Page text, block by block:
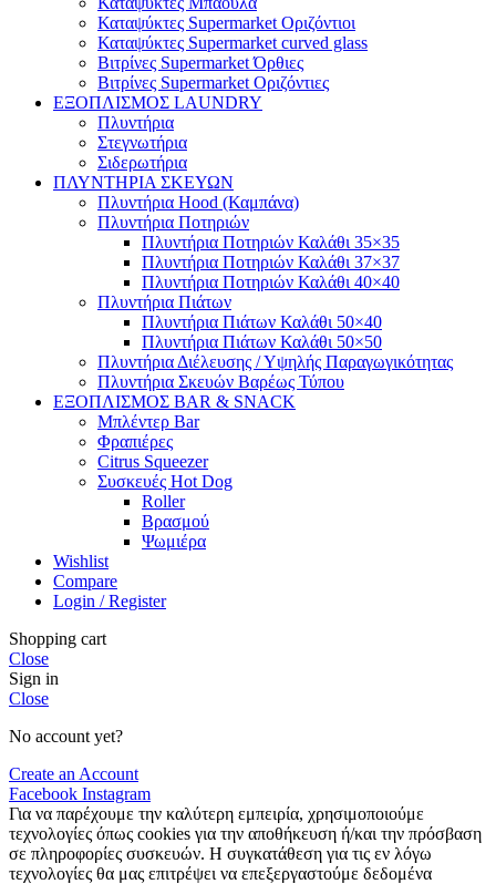
Καταψύκτες Supermarket Οριζόντιοι
Καταψύκτες Supermarket curved glass
Βιτρίνες Supermarket Όρθιες
Βιτρίνες Supermarket Οριζόντιες
ΕΞΟΠΛΙΣΜΟΣ LAUNDRY
Πλυντήρια
Στεγνωτήρια
Σιδερωτήρια
ΠΛΥΝΤΗΡΙΑ ΣΚΕΥΩΝ
Πλυντήρια Hood (Καμπάνα)
Πλυντήρια Ποτηριών
Πλυντήρια Ποτηριών Καλάθι 35×35
Πλυντήρια Ποτηριών Καλάθι 37×37
Πλυντήρια Ποτηριών Καλάθι 40×40
Πλυντήρια Πιάτων
Πλυντήρια Πιάτων Καλάθι 50×40
Πλυντήρια Πιάτων Καλάθι 50×50
Πλυντήρια Διέλευσης / Υψηλής Παραγωγικότητας
Πλυντήρια Σκευών Βαρέως Τύπου
ΕΞΟΠΛΙΣΜΟΣ BAR & SNACK
Μπλέντερ Bar
Φραπιέρες
Citrus Squeezer
Συσκευές Hot Dog
Roller
Βρασμού
Ψωμιέρα
Wishlist
Compare
Login / Register
Shopping cart
Close
Sign in
Close
No account yet?
Create an Account
Facebook Instagram
Για να παρέχουμε την καλύτερη εμπειρία, χρησιμοποιούμε
τεχνολογίες όπως cookies για την αποθήκευση ή/και την πρόσβαση
σε πληροφορίες συσκευών. Η συγκατάθεση για τις εν λόγω
τεχνολογίες θα μας επιτρέψει να επεξεργαστούμε δεδομένα